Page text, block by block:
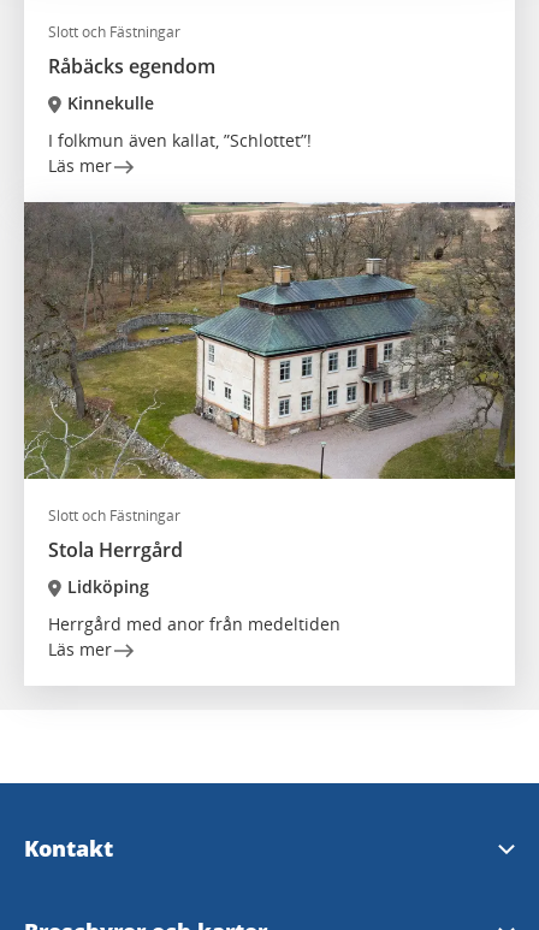
Slott och Fästningar
Råbäcks egendom
Kinnekulle
I folkmun även kallat, ”Schlottet”!
Läs mer
Slott och Fästningar
Stola Herrgård
Lidköping
Herrgård med anor från medeltiden
Läs mer
Kontakt
Turistinformation